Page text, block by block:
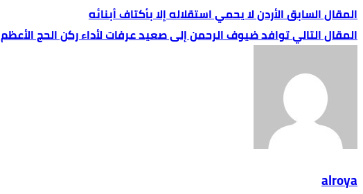
الأردن لا يحمي استقلاله إلا بأكتاف أبنائه
توافد ضيوف الرحمن إلى صعيد عرفات لأداء ركن الحج الأعظم
alroya